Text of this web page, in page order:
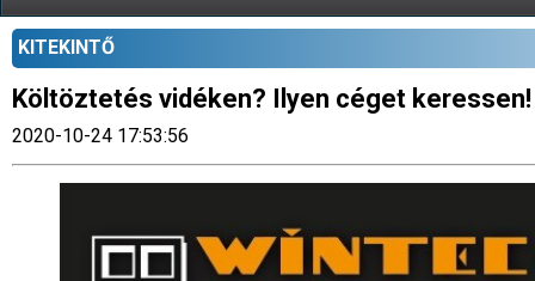
KITEKINTŐ
Költöztetés vidéken? Ilyen céget keressen!
2020-10-24 17:53:56